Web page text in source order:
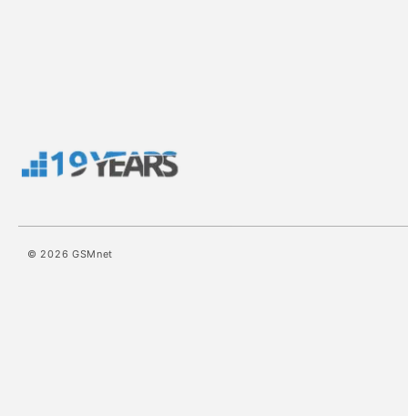
© 2026 GSMnet